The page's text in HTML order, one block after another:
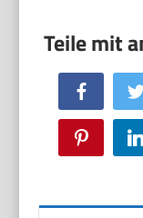
Facebook
Pinterest